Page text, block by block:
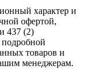
характер и
офертой,
437 (2)
товаров и
менеджерам.